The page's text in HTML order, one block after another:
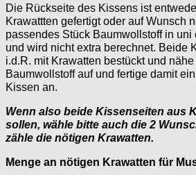
Die Rückseite des Kissens ist
Krawattten gefertigt oder auf Wunsch
passendes Stück Baumwollstoff in uni
und wird nicht extra berechnet. Beide
i.d.R. mit Krawatten bestückt und
Baumwollstoff auf und fertige damit
Kissen an.
Wenn also beide Kissenseiten aus
sollen, wähle bitte auch die 2
zähle die nötigen Krawatten.
Menge an nötigen Krawatten für